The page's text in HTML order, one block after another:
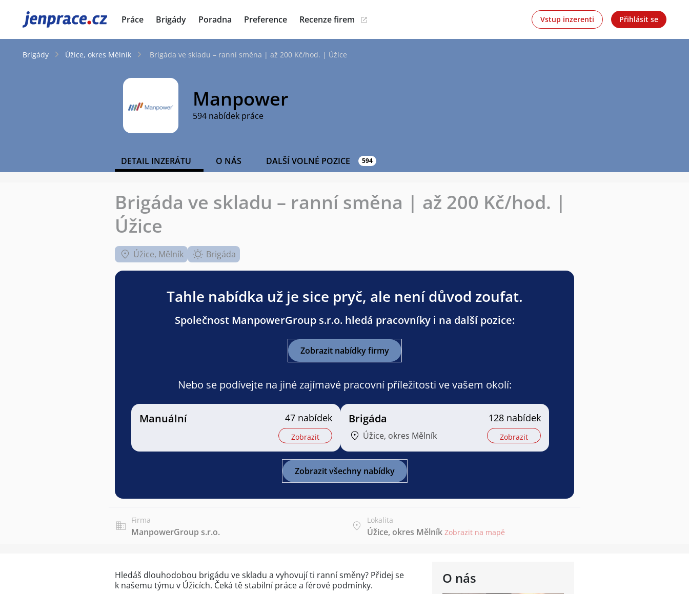
JenPráce.cz Práce Brigády Poradna Preference Recenze firem Vstup inzerenti Přihlásit se
Brigády Úžice, okres Mělník Brigáda ve skladu – ranní směna | až 200 Kč/hod. | Úžice
Manpower
594 nabídek práce
DETAIL INZERÁTU O NÁS DALŠÍ VOLNÉ POZICE 594
Brigáda ve skladu – ranní směna | až 200 Kč/hod. |
Úžice
Úžice, Mělník Brigáda
Tahle nabídka už je sice pryč, ale není důvod zoufat.
Společnost ManpowerGroup s.r.o. hledá pracovníky i na další pozice:
Zobrazit nabídky firmy
Nebo se podívejte na jiné zajímavé pracovní příležitosti ve vašem okolí:
Manuální 47 nabídek
Zobrazit
Brigáda
Úžice, okres Mělník
128 nabídek
Zobrazit
Zobrazit všechny nabídky
Firma
ManpowerGroup s.r.o.
Lokalita
Úžice, okres Mělník Zobrazit na mapě
O nás
Hledáš dlouhodobou brigádu ve skladu a vyhovují ti ranní směny? Přidej se
k našemu týmu v Úžicích. Čeká tě stabilní práce a férové podmínky.